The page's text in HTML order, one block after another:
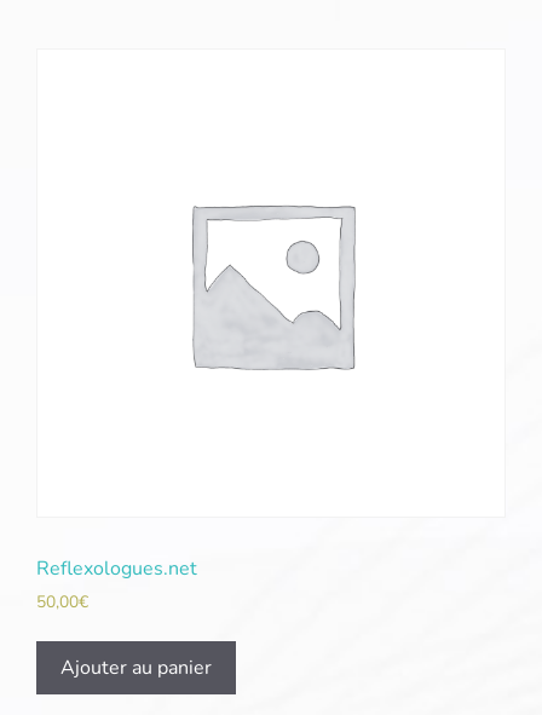
Reflexologues.net
50,00€
Ajouter au panier